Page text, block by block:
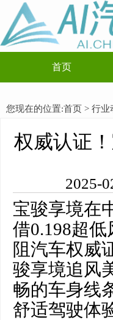
首页
您现在的位置:首页 > 行业
权威认证
2025-
宝骏享境在
借0.198超
阻汽车权威
骏享境追风
畅的车身线
舒适驾驶体